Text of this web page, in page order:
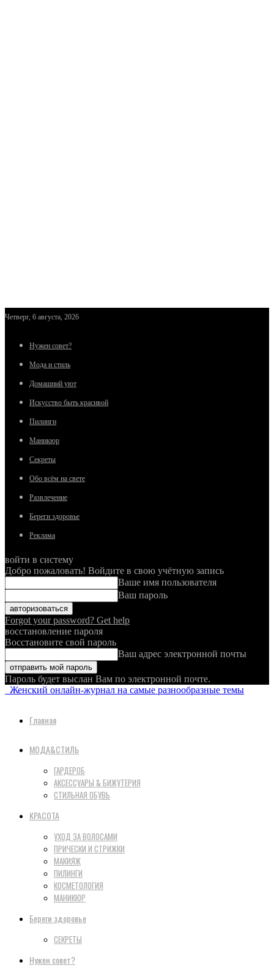
Четверг, 6 августа, 2026
Нужен совет?
Мода и стиль
Домашний уют
Искусство быть красивой
Пилинги
Маникюр
Секреты
Обо всём на свете
Развлечение
Береги здоровье
Реклама
войти в систему
Добро пожаловать! Войдите в свою учётную запись
Ваше имя пользователя
Ваш пароль
Forgot your password? Get help
восстановление пароля
Восстановите свой пароль
Ваш адрес электронной почты
Пароль будет выслан Вам по электронной почте.
Женский онлайн-журнал на самые разнообразные темы
Главная
МОДА&СТИЛЬ
ГАРДЕРОБ
АКСЕССУАРЫ & БИЖУТЕРИЯ
СТИЛЬНАЯ ОБУВЬ
КРАСОТА
УХОД ЗА ВОЛОСАМИ
ПРИЧЕСКИ И СТРИЖКИ
МАКИЯЖ
ПИЛИНГИ
КОСМЕТОЛОГИЯ
МАНИКЮР
Береги здоровье
СЕКРЕТЫ
Нужен совет?